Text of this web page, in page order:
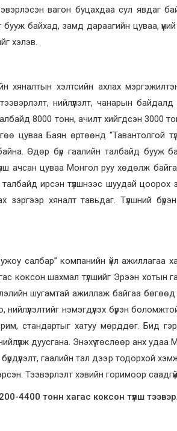
вагон буцахдаа сул явдаг
бууж байхад, замд дараагийн цуваа,
хэлэв.
хяналтын хэлтсийн ахлах
нийлүүлэлт, чанарын байдалд
8000 тонн, ачилт хийгдсэн 3000
цуваа Баян өртөөнд “Тавантолгой
Өдөр бүр гаалийн талбайд бууж
ачсан цуваа Монгол руу хөдөлж
ирсэн түлшнээс шуудай цоорох
зэргээр хяналт тавьдаг. Түлшний
салбар” компанийн үйл ажиллагаа
коксон шахмал түлшийг Эрээн хотын
шугамтай ажиллаж байгаа
нэмэгдүүлэх бүрэн
стандартыг хатуу мөрддөг. Бид
дуусгана. Энэхүү төслөөр анх
гаалийн тал дээр тодорхой
Тээвэрлэлт хэвийн горимоор
4400 тонн хагас коксон түлш